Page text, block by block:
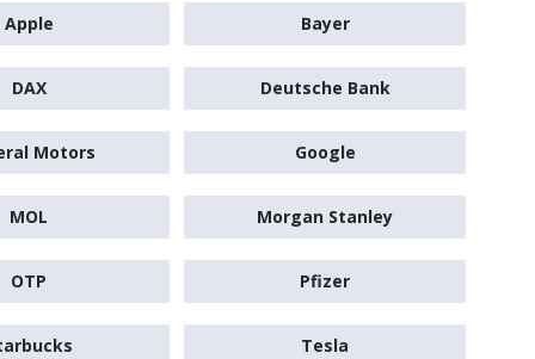
Apple Bayer
DAX Deutsche Bank
Motors Google
MOL Morgan Stanley
OTP Pfizer
Tesla